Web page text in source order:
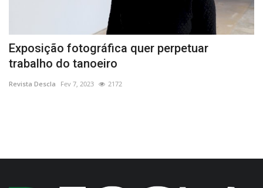
Exposição fotográfica quer perpetuar
trabalho do tanoeiro
Revista Descla Fev 7, 2023 2172